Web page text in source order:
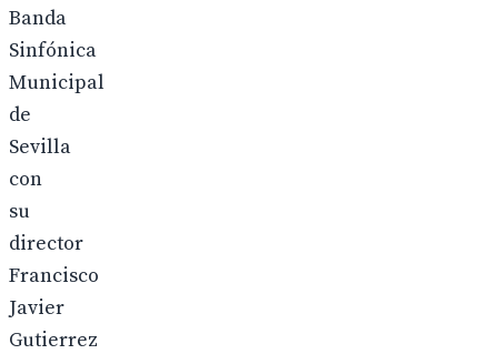
Banda
Sinfónica
Municipal
de
Sevilla
con
su
director
Francisco
Javier
Gutierrez